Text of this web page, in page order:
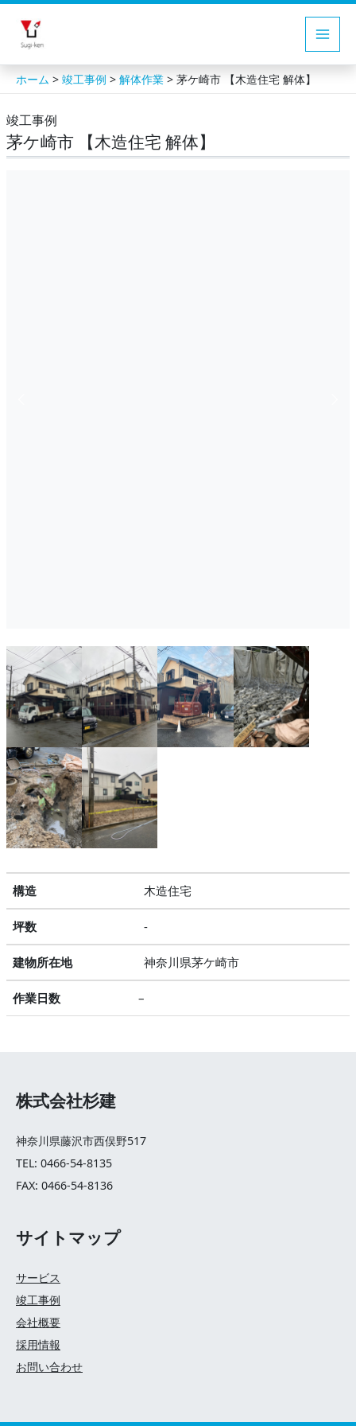
ッ
プ
Main
ホーム > 竣工事例 > 解体作業 > 茅ケ崎市 【木造住宅 解体】
竣工事例
茅ケ崎市 【木造住宅 解体】
構造木造住
坪数-
建物所在地 神奈川県茅ケ崎市
作業日数–
株式会社杉建
神奈川県藤沢市西俣野517
TEL: 0466-54-8135
FAX: 0466-54-8136
サイトマップ
サービス
竣工事例
会社概要
採用情報
お問い合わせ